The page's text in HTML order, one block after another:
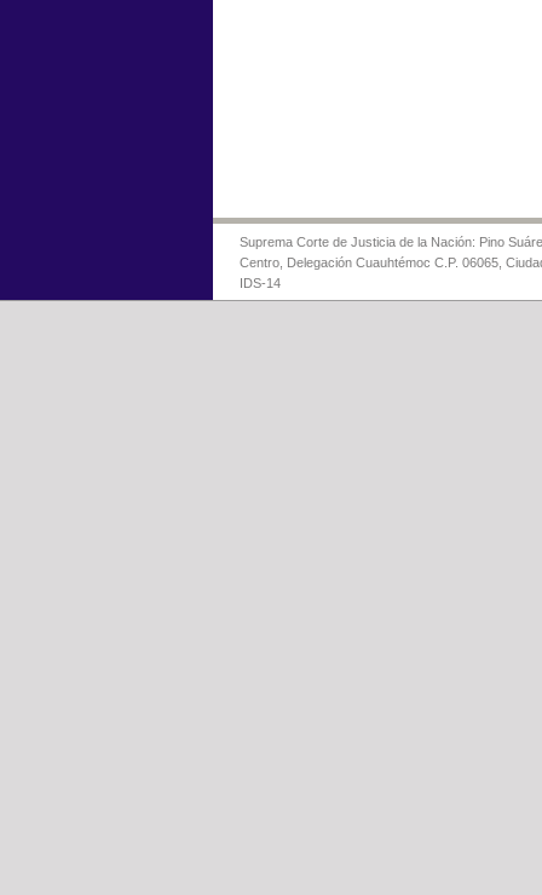
Suprema Corte de Justicia de la Nación: Pino
Centro, Delegación Cuauhtémoc C.P. 06065,
IDS-14